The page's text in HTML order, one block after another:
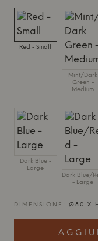
Red - Small
Mint/Dark
Green -
Medium
Dark Blue -
Large
Dark Blue/
- Large
DIMENSIONE: Ø80 X